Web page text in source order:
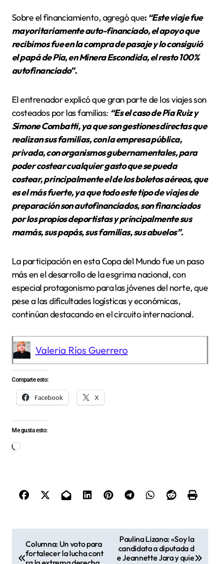
Sobre el financiamiento, agregó que:“Este viaje fue
mayoritariamente auto-financiado, el apoyo que
recibimos fue en la compra de pasaje y lo consiguió
el papá de Pía, en Minera Escondida, el resto 100%
autofinanciado”.
El entrenador explicó que gran parte de los viajes son
costeados por las familias: “Es el caso de Pía Ruiz y
Simone Combatti, ya que son gestiones directas que
realizan sus familias, con la empresa pública,
privada, con organismos gubernamentales, para
poder costear cualquier gasto que se pueda
costear, principalmente el de los boletos aéreos, que
es el más fuerte, ya que todo este tipo de viajes de
preparación son autofinanciados, son financiados
por los propios deportistas y principalmente sus
mamás, sus papás, sus familias, sus abuelos”.
La participación en esta Copa del Mundo fue un paso
más en el desarrollo de la esgrima nacional, con
especial protagonismo para las jóvenes del norte, que
pese a las dificultades logísticas y económicas,
continúan destacando en el circuito internacional.
Valeria Ríos Guerrero
Comparte esto:
Facebook X
Me gusta esto:
Cargando...
Columna: Un voto para
fortalecer la lucha cont
Paulina Lizana: «Soy la
candidata a diputada d
e Jeannette Jara y quie